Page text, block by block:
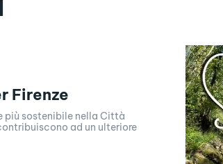
Firenze
più sostenibile nella Città
ad un ulteriore